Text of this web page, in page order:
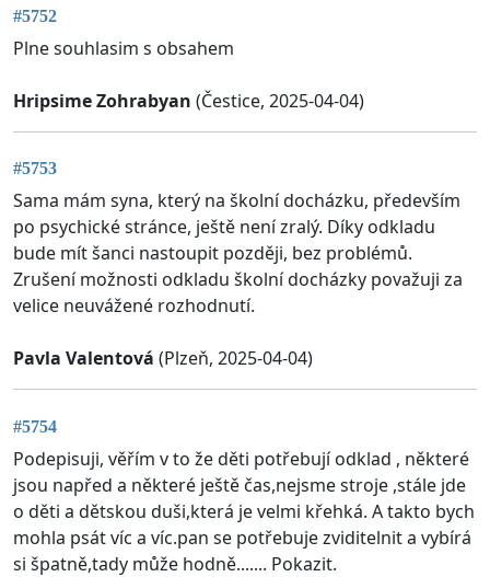
#5752
Plne souhlasim s obsahem
Hripsime Zohrabyan (Čestice, 2025-04-04)
#5753
Sama mám syna, který na školní docházku, především
po psychické stránce, ještě není zralý. Díky odkladu
bude mít šanci nastoupit později, bez problémů.
Zrušení možnosti odkladu školní docházky považuji za
velice neuvážené rozhodnutí.
Pavla Valentová (Plzeň, 2025-04-04)
#5754
Podepisuji, věřím v to že děti potřebují odklad , některé
jsou napřed a některé ještě čas,nejsme stroje ,stále jde
o děti a dětskou duši,která je velmi křehká. A takto bych
mohla psát víc a víc.pan se potřebuje zviditelnit a vybírá
si špatně,tady může hodně....... Pokazit.